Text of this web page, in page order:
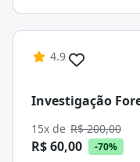
4.9
Investigação
15x de R$ 200,00
R$ 60,00 -70%